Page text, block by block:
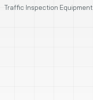
Traffic Inspection Equipment